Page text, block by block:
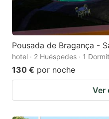
Pousada de Bragança -
hotel · 2 Huéspedes · 1
130 € por noche
Ver